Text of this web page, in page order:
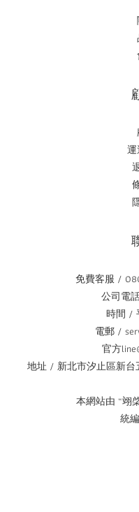
免費客服 /
公司電
時間 /
電郵 /
官方
地址 / 新北市汐止區新台
本網站由 “翊
統